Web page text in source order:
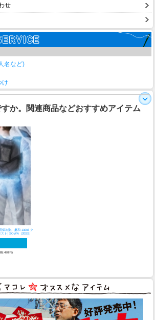
せ
名など)
け
か。関連商品などおすすめアイテム
保冷剤。 桑和 13003 ク
ト│SOWA［20SS］
:490円)